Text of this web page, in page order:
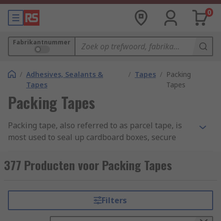
0
Fabrikantnummer
/ Adhesives, Sealants &
Tapes
/ Tapes / Packing
Tapes
Packing Tapes
Packing tape, also referred to as parcel tape, is
most used to seal up cardboard boxes, secure
package if necessary. They are ideal to use when
packaging up goods for postage or when packing
complete guide to packing tape
377 Producten voor Packing Tapes
Filters